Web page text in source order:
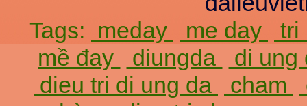
Tags: meday me day
tri
mề đay
diungda
di
dieu tri di ung da
cham